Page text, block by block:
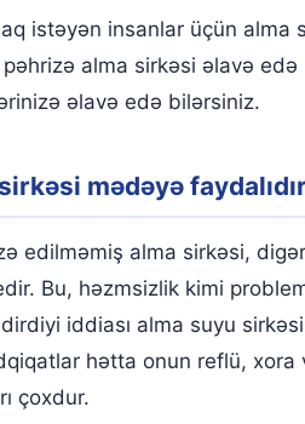
istəyən insanlar üçün alma
alma sirkəsi əlavə
əlavə edə bilərsiniz.
mədəyə
edilməmiş alma sirkəsi,
Bu, həzmsizlik kimi
iddiası alma suyu
hətta onun reflü,
çoxdur.